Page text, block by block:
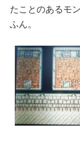
たことのあるモ
ふん。